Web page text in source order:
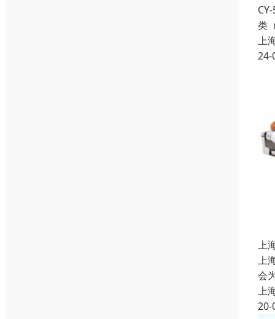
类
上
24-
上
上
会
上
20-